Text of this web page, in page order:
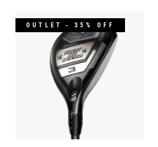
OUTLET - 35% OFF